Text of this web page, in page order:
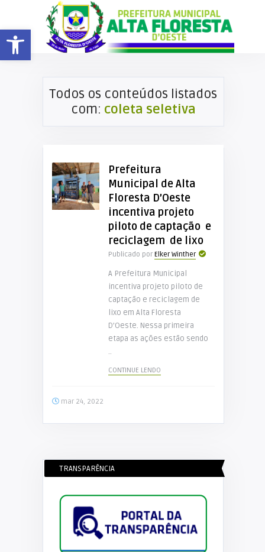
Barra de Ferramentas Aberta
Todos os conteúdos listados
com: coleta seletiva
Prefeitura
Municipal de Alta
Floresta D’Oeste
incentiva projeto
piloto de captação e
reciclagem de lixo
Publicado por Elker Winther
A Prefeitura Municipal
incentiva projeto piloto de
captação e reciclagem de
lixo em Alta Floresta
D’Oeste. Nessa primeira
etapa as ações estão sendo
..
CONTINUE LENDO
mar 24, 2022
TRANSPARÊNCIA